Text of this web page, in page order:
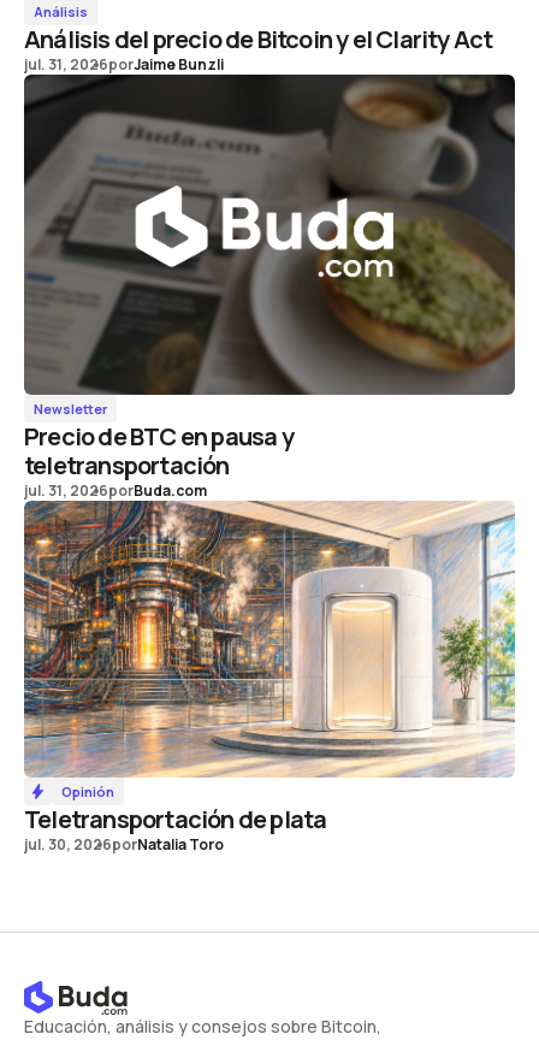
Análisis
Análisis del precio de Bitcoin y el Clarity Act
jul. 31, 2026porJaime Bunzli
Newsletter
Precio de BTC en pausa y
teletransportación
jul. 31, 2026porBuda.com
Opinión
Teletransportación de plata
jul. 30, 2026porNatalia Toro
Educación, análisis y consejos sobre Bitcoin,